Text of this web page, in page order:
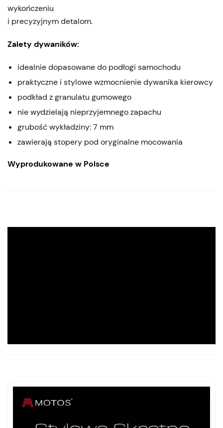
wykończeniu
i precyzyjnym detalom.
Zalety dywaników:
idealnie dopasowane do podłogi samochodu
praktyczne i stylowe wzmocnienie dywanika kierowcy
podkład z granulatu gumowego
nie wydzielają nieprzyjemnego zapachu
grubość wykładziny: 7 mm
zawierają stopery pod oryginalne mocowania
Wyprodukowane w Polsce